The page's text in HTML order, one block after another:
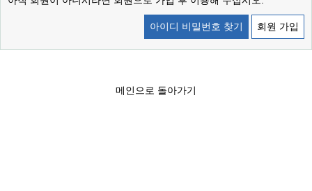
아이디 비밀번호 찾기 회원 가입
메인으로 돌아가기